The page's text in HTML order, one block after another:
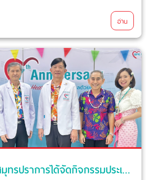
อ่าน
รพ.บางปะกอกสมุทรปราการได้จัดกิจกรรมประเพณีรดน้ำขอพรผู้ใหญ่